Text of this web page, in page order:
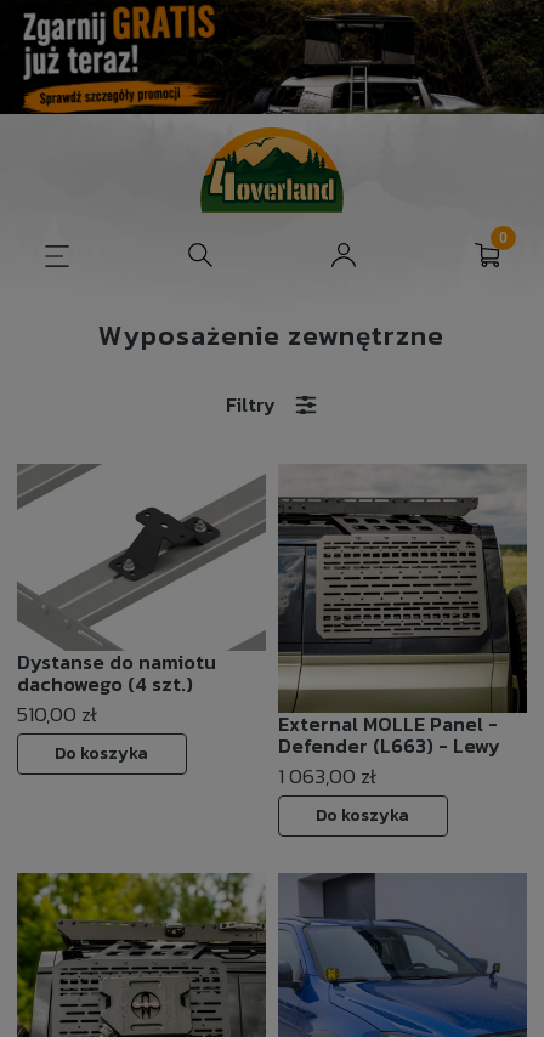
Wyposażenie zewnętrzne
Filtry
Dystanse do namiotu
dachowego (4 szt.)
510,00 zł
Do koszyka
External MOLLE Panel -
Defender (L663) - Lewy
1 063,00 zł
Do koszyka